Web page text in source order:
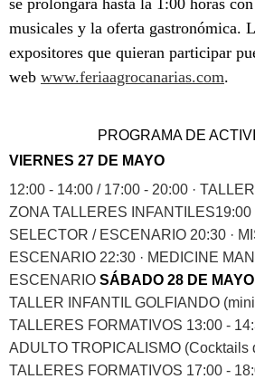
se prolongará hasta la 1:00 horas
musicales y la oferta gastronómica.
expositores que quieran participar
web www.feriaagrocanarias.com.
PROGRAMA DE
VIERNES 27 DE MAYO
12:00 - 14:00 / 17:00 - 20:00 ·
ZONA TALLERES INFANTILES19:00
SELECTOR / ESCENARIO 20:30 ·
ESCENARIO 22:30 · MEDICINE
ESCENARIO SÁBADO 28 DE MAYO
TALLER INFANTIL GOLFIANDO
TALLERES FORMATIVOS 13:00 -
ADULTO TROPICALISMO (Cocktails
TALLERES FORMATIVOS 17:00 -